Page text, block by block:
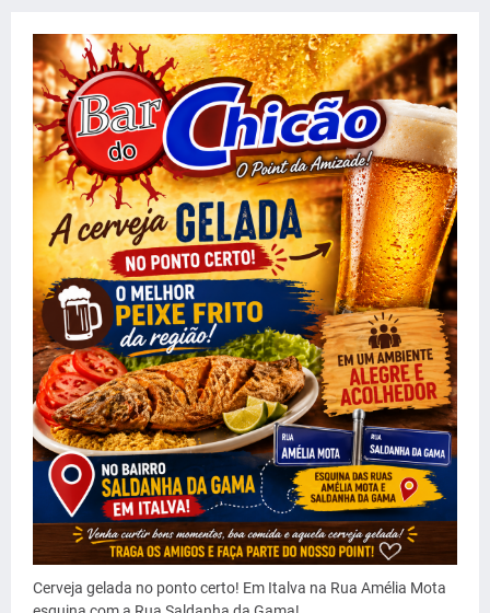
Cerveja gelada no ponto certo! Em Italva na Rua Amélia Mota